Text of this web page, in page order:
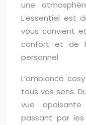
une
L’essentiel est
vous convient
confort et de
personnel.
L’ambiance
tous vos sens.
vue
passant par